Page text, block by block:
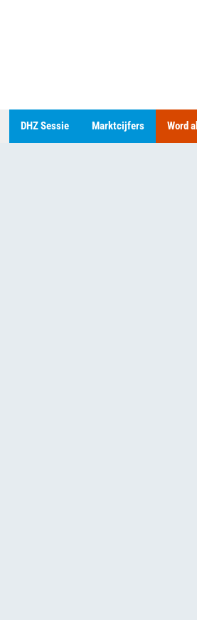
DHZ Sessie Marktcijfers Word